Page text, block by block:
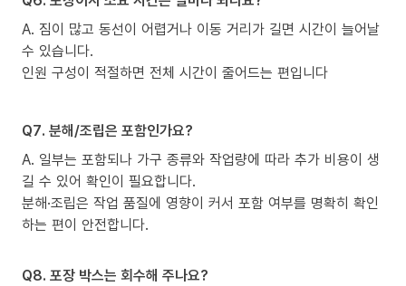
A. 짐이 많고 동선이 어렵거나 이동 거리가 길면 시간이 늘어날
수 있습니다.
인원 구성이 적절하면 전체 시간이 줄어드는 편입니다
Q7. 분해/조립은 포함인가요?
A. 일부는 포함되나 가구 종류와 작업량에 따라 추가 비용이 생
길 수 있어 확인이 필요합니다.
분해·조립은 작업 품질에 영향이 커서 포함 여부를 명확히 확인
하는 편이 안전합니다.
Q8. 포장 박스는 회수해 주나요?